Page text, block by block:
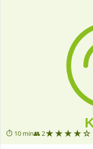
⏱ 10 min👥 2★★★★☆